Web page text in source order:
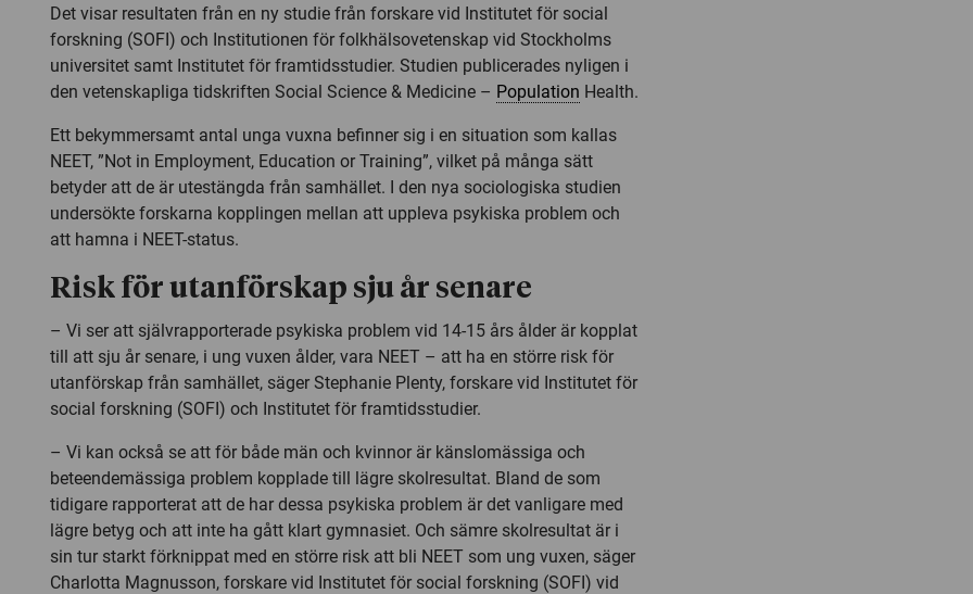
Det visar resultaten från en ny studie från forskare vid Institutet för social
forskning (SOFI) och Institutionen för folkhälsovetenskap vid Stockholms
universitet samt Institutet för framtidsstudier. Studien publicerades nyligen i
den vetenskapliga tidskriften Social Science & Medicine – Population Health.
Ett bekymmersamt antal unga vuxna befinner sig i en situation som kallas
NEET, ”Not in Employment, Education or Training”, vilket på många sätt
betyder att de är utestängda från samhället. I den nya sociologiska studien
undersökte forskarna kopplingen mellan att uppleva psykiska problem och
att hamna i NEET-status.
Risk för utanförskap sju år senare
– Vi ser att självrapporterade psykiska problem vid 14-15 års ålder är kopplat
till att sju år senare, i ung vuxen ålder, vara NEET – att ha en större risk för
utanförskap från samhället, säger Stephanie Plenty, forskare vid Institutet för
social forskning (SOFI) och Institutet för framtidsstudier.
– Vi kan också se att för både män och kvinnor är känslomässiga och
beteendemässiga problem kopplade till lägre skolresultat. Bland de som
tidigare rapporterat att de har dessa psykiska problem är det vanligare med
lägre betyg och att inte ha gått klart gymnasiet. Och sämre skolresultat är i
sin tur starkt förknippat med en större risk att bli NEET som ung vuxen, säger
Charlotta Magnusson, forskare vid Institutet för social forskning (SOFI) vid